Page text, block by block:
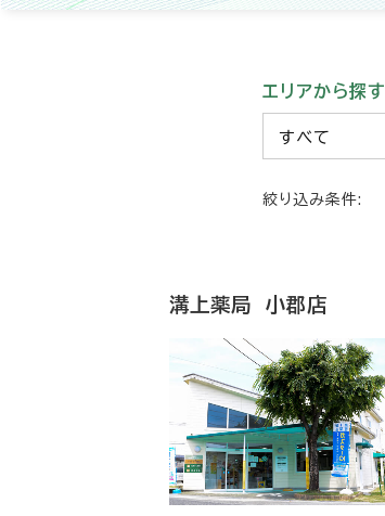
エリアから探す
すべて
絞り込み条件:
溝上薬局 小郡店